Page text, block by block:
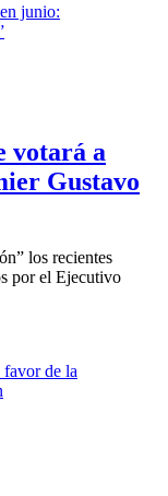
votará a
Gustavo
los recientes
por el Ejecutivo